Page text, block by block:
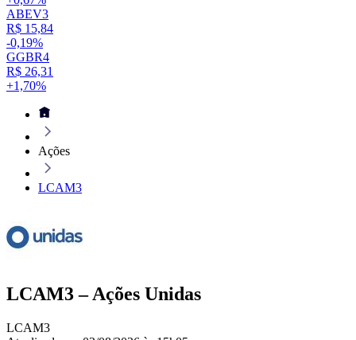
ABEV3
R$ 15,84
-0,19%
GGBR4
R$ 26,31
+1,70%
Ações
LCAM3
LCAM3 – Ações Unidas
LCAM3